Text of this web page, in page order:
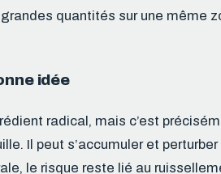
quantités sur une même
idée
radical, mais c’est
Il peut s’accumuler et
le risque reste lié au